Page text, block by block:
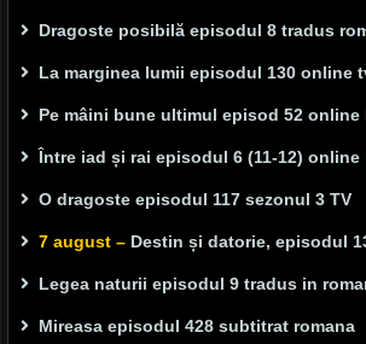
Dragoste posibilă episodul 8 tradus
La marginea lumii episodul 130 online
Pe mâini bune ultimul episod 52 online
Între iad și rai episodul 6 (11-12)
O dragoste episodul 117 sezonul 3 TV
7 august – Destin și datorie, episodul
Legea naturii episodul 9 tradus in
Mireasa episodul 428 subtitrat romana